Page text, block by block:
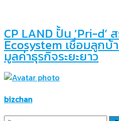
CP LAND ปั้น ‘Pri-d’
Ecosystem เชื่อมลูก
มูลค่าธุรกิจระยะยาว
bizchan